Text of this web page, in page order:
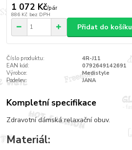
1 072 Kč/pár
886 Kč bez DPH
Přidat do košíku
Číslo produktu:
4R-J11
EAN kód:
0792649142691
Výrobce:
Medistyle
Podešev:
JANA
Kompletní specifikace
Zdravotní dámská relaxační obuv.
Materiál: